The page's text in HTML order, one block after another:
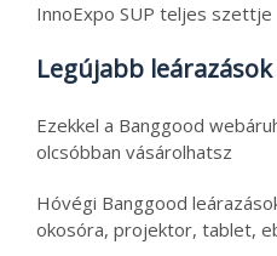
InnoExpo SUP teljes szettje
Legújabb leárazások
Ezekkel a Banggood
olcsóbban vásárolhatsz
Hóvégi Banggood
okosóra, projektor, tablet,